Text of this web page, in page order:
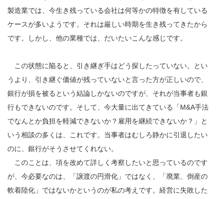
製造業では、今生き残っている会社は何等かの特徴を有している
ケースが多いようです。それは厳しい時期を生き残ってきたから
です。しかし、他の業種では、だいたいこんな感じです。
この状態に陥ると、引き継ぎ手はどう探したっていない。とい
うより、引き継ぐ価値が残っていないと言った方が正しいので、
銀行が損を被るという結論しかないのですが、それが当事者も銀
行もできないのです。そして、今大量に出てきている「M&A手法
でなんとか負担を軽減できないか？雇用を継続できないか？」と
いう相談の多くは、これです。当事者はむしろ静かに引退したい
のに、銀行がそうさせてくれない。
このことは、項を改めて詳しく考察したいと思っているのです
が、今必要なのは、「譲渡の円滑化」ではなく、「廃業、倒産の
軟着陸化」ではないかというのが私の考えです。経営に失敗した